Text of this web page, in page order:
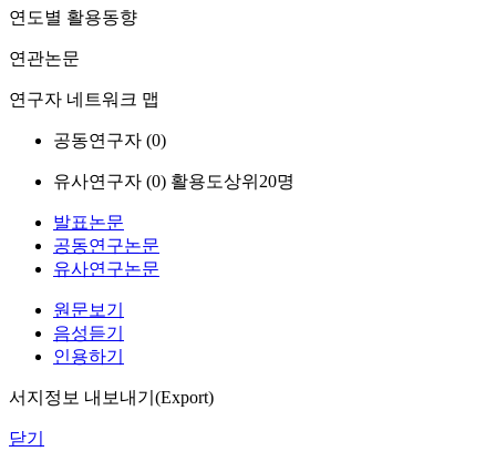
연도별 활용동향
연관논문
연구자 네트워크 맵
공동연구자 (0)
유사연구자 (0) 활용도상위20명
발표논문
공동연구논문
유사연구논문
원문보기
음성듣기
인용하기
서지정보 내보내기(Export)
닫기